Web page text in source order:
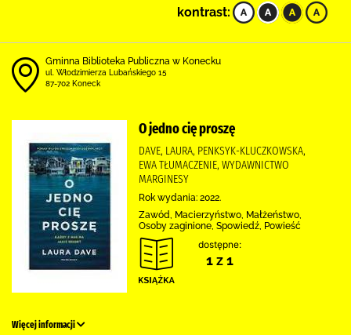
kontrast:
Gminna Biblioteka Publiczna w Konecku
ul. Włodzimierza Lubańskiego 15
87-702 Koneck
O jedno cię proszę
DAVE, LAURA, PENKSYK-KLUCZKOWSKA,
EWA TŁUMACZENIE, WYDAWNICTWO
MARGINESY
Rok wydania: 2022.
Zawód, Macierzyństwo, Małżeństwo,
Osoby zaginione, Spowiedź, Powieść
dostępne:
1 z 1
Więcej informacji